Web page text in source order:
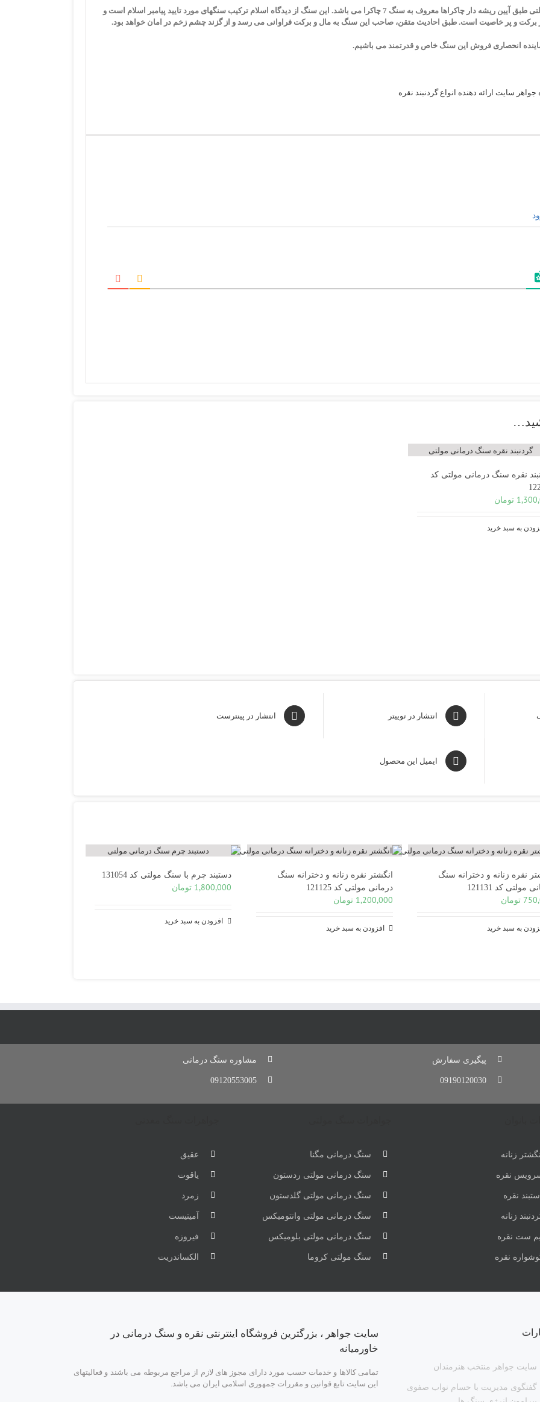
سنگ مولتی طبق آیین ریشه دار چاکراها معروف به سنگ 7 چاکرا می باشد. این سنگ از دیدگاه اسلام ترکیب سنگهای مورد تایید پیامبر اسلام است و
برکت و پر خاصیت است. طبق احادیث متقن، صاحب این سنگ به مال و برکت فراوانی می رسد و از گزند چشم زخم در امان خواهد بود.
انحصاری فروش این سنگ خاص و قدرتمند می باشیم.
سایت ارائه دهنده انواع گردنبند نقره
نقره سنگ درمانی مولتی کد
تومان
به سبد خرید
انتشار در توییتر انتشار در پینترست
ایمیل این محصول
نقره زنانه و دخترانه سنگ
مولتی کد 121131
تومان
به سبد خرید
انگشتر نقره زنانه و دخترانه سنگ
درمانی مولتی کد 121125
1,200,000 تومان
افزودن به سبد خرید
دستبند چرم با سنگ مولتی کد 131054
1,800,000 تومان
افزودن به سبد خرید
پیگیری سفارش
09190120030
مشاوره سنگ درمانی
09120553005
انگشتر زنانه
نقره
نقره
زنانه
ست نقره
نقره
سنگ درمانی مگنا
سنگ درمانی مولتی ردستون
سنگ درمانی مولتی گلدستون
سنگ درمانی مولتی وانتومیکس
سنگ درمانی مولتی بلومیکس
سنگ مولتی کروما
عقیق
یاقوت
زمرد
آمیتیست
فیروزه
الکساندریت
سایت جواهر منتخب هنرمندان
گفتگوی مدیریت با حسام نواب صفوی
سایت جواهر ، بزرگترین فروشگاه اینترنتی نقره و سنگ درمانی در
خاورمیانه
تمامی کالاها و خدمات حسب مورد دارای مجوز های لازم از مراجع مربوطه می باشند و فعالیتهای
این سایت تابع قوانین و مقررات جمهوری اسلامی ایران می باشد.